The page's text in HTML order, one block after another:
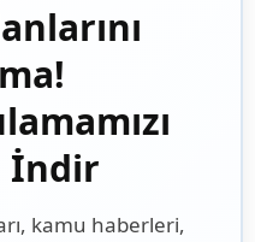
İndir
kamu haberleri,